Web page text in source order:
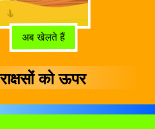
अब खेलते हैं
राक्षसों को ऊपर